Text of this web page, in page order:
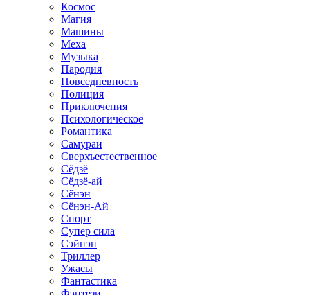
Космос
Магия
Машины
Меха
Музыка
Пародия
Повседневность
Полиция
Приключения
Психологическое
Романтика
Самураи
Сверхъестественное
Сёдзё
Сёдзё-ай
Сёнэн
Сёнэн-Ай
Спорт
Супер сила
Сэйнэн
Триллер
Ужасы
Фантастика